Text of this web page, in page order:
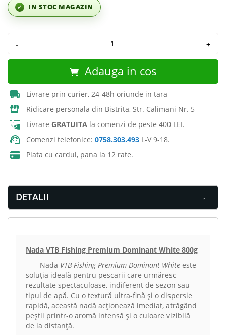
✓ IN STOC MAGAZIN
- +
Adauga in cos
Livrare prin curier, 24-48h oriunde in tara
Ridicare personala din Bistrita, Str. Calimani Nr. 5
Livrare GRATUITA la comenzi de peste 400 LEI.
Comenzi telefonice: 0758.303.493 L-V 9-18.
Plata cu cardul, pana la 12 rate.
DETALII
Nada VTB Fishing Premium Dominant White 800g
Nada VTB Fishing Premium Dominant White este
soluția ideală pentru pescarii care urmăresc
rezultate spectaculoase, indiferent de sezon sau
tipul de apă. Cu o textură ultra-fină și o dispersie
rapidă, această nadă acționează imediat, atrăgând
peștii printr-o aromă intensă și o culoare vizibilă
de la distanță.